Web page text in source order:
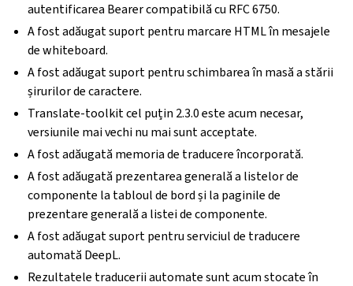
autentificarea Bearer compatibilă cu RFC 6750.
A fost adăugat suport pentru marcare HTML în mesajele
de whiteboard.
A fost adăugat suport pentru schimbarea în masă a stării
șirurilor de caractere.
Translate-toolkit cel puțin 2.3.0 este acum necesar,
versiunile mai vechi nu mai sunt acceptate.
A fost adăugată memoria de traducere încorporată.
A fost adăugată prezentarea generală a listelor de
componente la tabloul de bord și la paginile de
prezentare generală a listei de componente.
A fost adăugat suport pentru serviciul de traducere
automată DeepL.
Rezultatele traducerii automate sunt acum stocate în